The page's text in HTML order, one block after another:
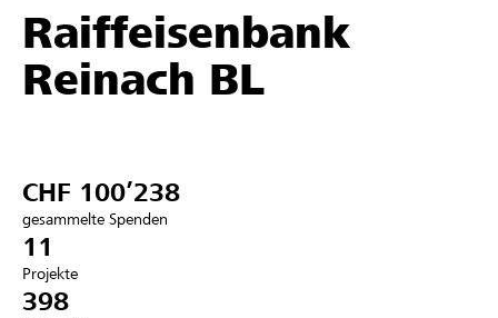
Unterstützen
Hilfe & Support
Anmelden
Raiffeisenbank
Reinach BL
CHF 100’238
gesammelte Spenden
11
Projekte
398